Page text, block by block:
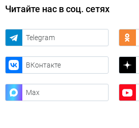
Читайте нас в соц. сетях
Telegram
ВКонтакте
Max